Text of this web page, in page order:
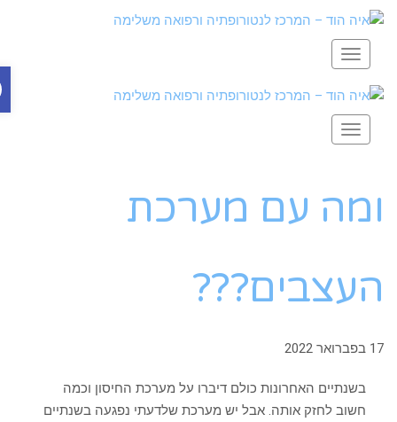
תפריט
תפריט
עם מערכת
בשנתיים האחרונות כולם דיברו על מערכת החיסון וכמה
חשוב לחזק אותה. אבל יש מערכת שלדעתי נפגעה בשנתיים